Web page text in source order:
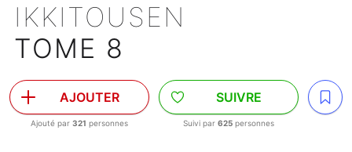
IKKITOUSEN
TOME 8
AJOUTER
Ajouté par 321 personnes
SUIVRE
Suivi par 625 personnes